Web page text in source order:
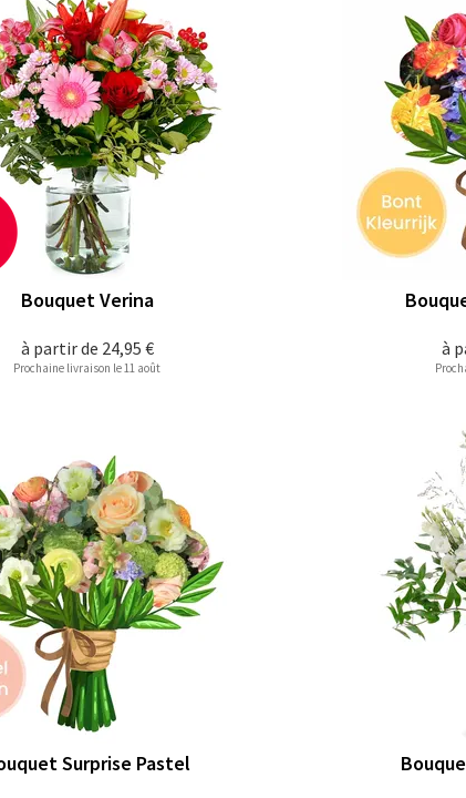
à partir de 24,95 €
Bouquet Verina
Prochaine livraison le 11 août
à
Surprise Pastel